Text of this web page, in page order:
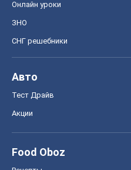
Онлайн уроки
ЗНО
СНГ решебники
Авто
Тест Драйв
Акции
Food Oboz